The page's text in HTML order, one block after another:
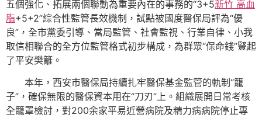
五個強化、拓展兩個聯動為重要內在的事務的“3+5新竹 高血
脂+5+2”綜合性監管長效機制，試點被國度醫保局評為“優
良”，全市黨委引導、當局監管、社會監視、行業自律、小我
取信相聯合的全方位監管格式初步構成，為群眾“保命錢”豎起
了平安樊籬。
本年，西安市醫保局持續扎牢醫保基金監管的軌制“籠
子”，確保無限的醫保資本用在“刀刃”上。組織展開日常考核
全籠罩檢討，對200余家平易近營病院及精力病病院停止專